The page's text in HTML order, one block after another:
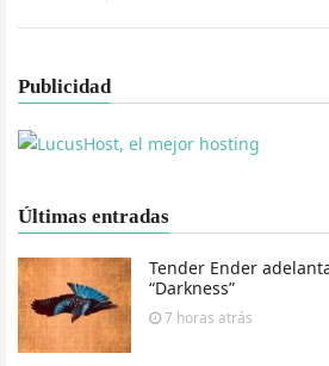
Publicidad
Últimas entradas
Tender Ender
“Darkness”
7 horas atrás